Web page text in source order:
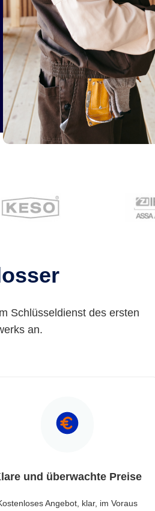
Schlüsseldienst des ersten
an.
und überwachte Preise
Angebot, klar, im Voraus